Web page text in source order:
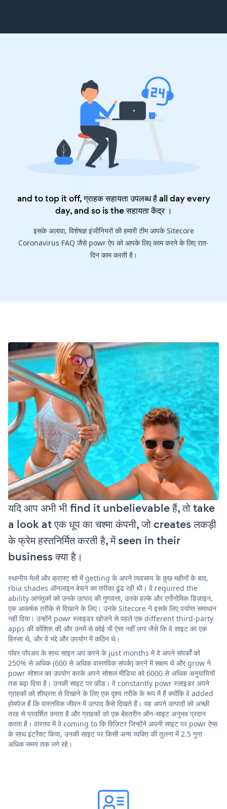
and to top it off, ग्राहक सहायता उपलब्ध है all day every
day, and so is theसहायता केंद्र।
इसके अलावा, विशेषज्ञ इंजीनियरों की हमारी टीम आपके Sitecore
Coronavirus FAQ जैसे powr ऐप को आपके लिए काम करने के लिए रात-
दिन काम करती है।
यदि आप अभी भी find it unbelievable हैं, तो take
a look at एक धूप का चश्मा कंपनी, जो creates लकड़ी
के फ्रेम हस्तनिर्मित करती है, में seen in their
business क्या है।
स्थानीय मेलों और क्राफ्ट शो में getting के अपने व्यवसाय के कुछ महीनों के बाद,
rbia shades ऑनलाइन बेचने का तरीका ढूंढ रही थी। वे required the
ability आगंतुकों को उनके उत्पाद की गुणवत्ता, उनके हल्के और एर्गोनोमिक डिज़ाइन,
एक आकर्षक तरीके से दिखाने के लिए। उनके Sitecore ने इसके लिए पर्याप्त समाधान
नहीं दिया। उन्होंने powr स्लाइडर खोजने से पहले एक different third-party
apps की कोशिश की और उनमें से कोई भी ऐसा नहीं लगा जैसे कि वे साइट का एक
हिस्सा थे, और वे भद्दे और उपयोग में कठिन थे।
पॉवर पॉपअप के साथ साइन अप करने के just months में वे अपने संपर्कों को
250% से अधिक (600 से अधिक वास्तविक संपर्क) करने में सक्षम थे और grow ने
powr सोशल का उपयोग करके अपने सोशल मीडिया को 6000 से अधिक अनुयायियों
तक बढ़ा दिया है। उनकी साइट पर फ़ीड। वे constantly powr स्लाइडर अपने
ग्राहकों को शीघ्रता से दिखाने के लिए एक दृश्य तरीके के रूप में हैं क्योंकि वे added
होमपेज हैं कि वास्तविक जीवन में उत्पाद कैसे दिखते हैं। यह अपने उत्पादों को अच्छी
तरह से प्रदर्शित करता है और ग्राहकों को एक बेहतरीन ऑन-साइट अनुभव प्रदान
करता है। वास्तव में वे coming to कि विज़िटर जिन्होंने अपनी साइट पर powr ऐप्स
के साथ इंटरैक्ट किया, उनकी साइट पर किसी अन्य व्यक्ति की तुलना में 2.5 गुना
अधिक समय तक लगे रहे।